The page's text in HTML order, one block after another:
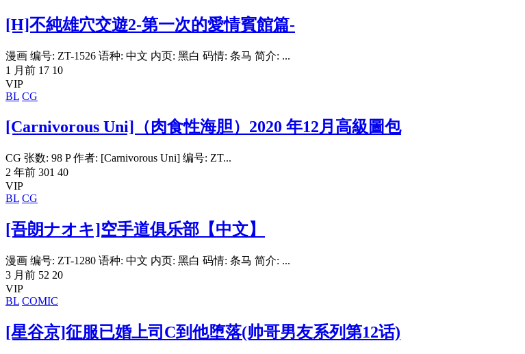
[H]不純雄穴交遊2-第一次的愛情賓館篇-
漫画 编号: ZT-1526 语种: 中文 内页: 黑白 码情: 条马 简介: ...
1 月前 17 10
VIP
BL CG
[Carnivorous Uni]（肉食性海胆）2020 年12月高級圖包
CG 张数: 98 P 作者: [Carnivorous Uni] 编号: ZT...
2 年前 301 40
VIP
BL CG
[吾朗ナオキ]空手道俱乐部【中文】
漫画 编号: ZT-1280 语种: 中文 内页: 黑白 码情: 条马 简介: ...
3 月前 52 20
VIP
BL COMIC
[星谷京]征服已婚上司C到他堕落(帅哥男友系列第12话)